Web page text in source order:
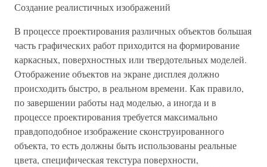
Создание реалистичных изображений
В процессе проектирования различных объектов большая
часть графических работ приходится на формирование
каркасных, поверхностных или твердотельных моделей.
Отображение объектов на экране дисплея должно
происходить быстро, в реальном времени. Как правило,
по завершении работы над моделью, а иногда и в
процессе проектирования требуется максимально
правдоподобное изображение сконструированного
объекта, то есть должны быть использованы реальные
цвета, специфическая текстура поверхности,